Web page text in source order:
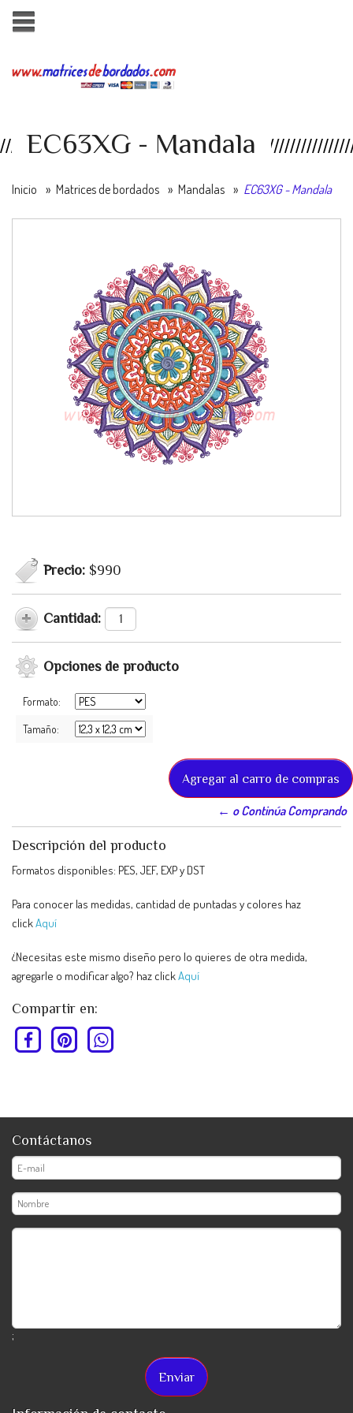
EC63XG - Mandala
Inicio » Matrices de bordados » Mandalas » EC63XG - Mandala
Precio: $990
Cantidad:
Opciones de producto
Formato:
Tamaño:
← o Continúa Comprando
Descripción del producto
Formatos disponibles: PES, JEF, EXP y DST
Para conocer las medidas, cantidad de puntadas y colores haz
clickAquí
¿Necesitas este mismo diseño pero lo quieres de otra medida,
agregarle o modificar algo? haz clickAquí
Compartir en:
Contáctanos
;